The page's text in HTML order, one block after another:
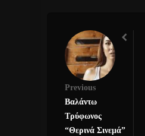
Previous
Βαλάντω
Τρύφωνος
“Θερινά Σινεμά”